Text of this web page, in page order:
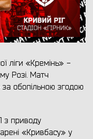
ліги «Кремінь» -
Розі. Матч
за обопільною згодою
з приводу
«Кривбасу» у